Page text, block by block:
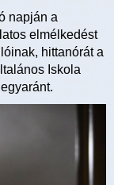
napján a
elmélkedést
hittanórát a
Iskola